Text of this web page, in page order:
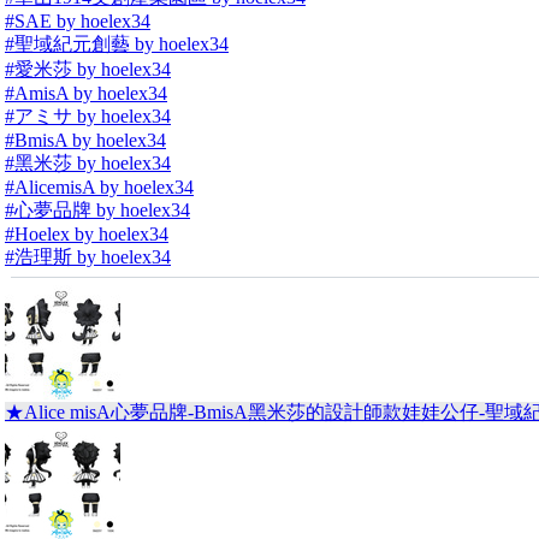
#SAE by hoelex34
#聖域紀元創藝 by hoelex34
#愛米莎 by hoelex34
#AmisA by hoelex34
#アミサ by hoelex34
#BmisA by hoelex34
#黑米莎 by hoelex34
#AlicemisA by hoelex34
#心夢品牌 by hoelex34
#Hoelex by hoelex34
#浩理斯 by hoelex34
★Alice misA心夢品牌-BmisA黑米莎的設計師款娃娃公仔-聖域